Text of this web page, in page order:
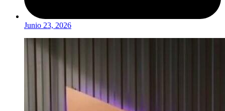
Junio 23, 2026